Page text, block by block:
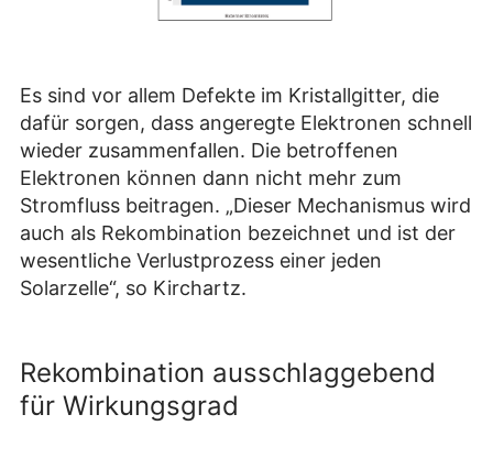
Es sind vor allem Defekte im Kristallgitter, die
dafür sorgen, dass angeregte Elektronen schnell
wieder zusammenfallen. Die betroffenen
Elektronen können dann nicht mehr zum
Stromfluss beitragen. „Dieser Mechanismus wird
auch als Rekombination bezeichnet und ist der
wesentliche Verlustprozess einer jeden
Solarzelle“, so Kirchartz.
Rekombination ausschlaggebend
für Wirkungsgrad